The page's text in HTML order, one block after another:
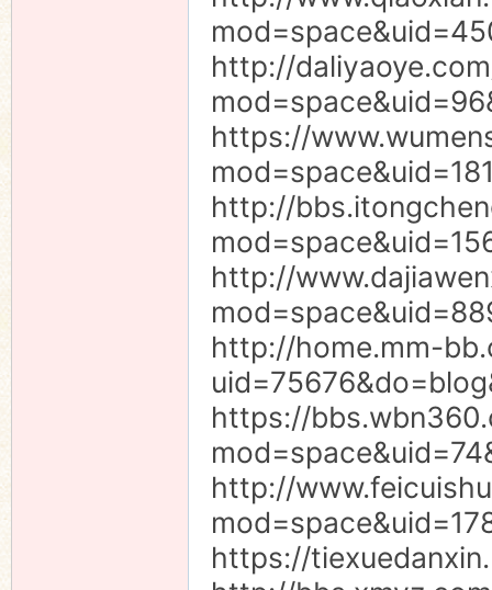
http://
https://
http://
http://
http://home.mm-
https://
http://
https://